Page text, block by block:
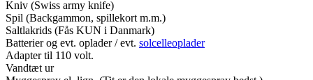
Kniv (Swiss army knife)
Spil (Backgammon, spillekort m.m.)
Saltlakrids (Fås KUN i Danmark)
Batterier og evt. oplader / evt. solcelleoplader
Adapter til 110 volt.
Vandtæt ur